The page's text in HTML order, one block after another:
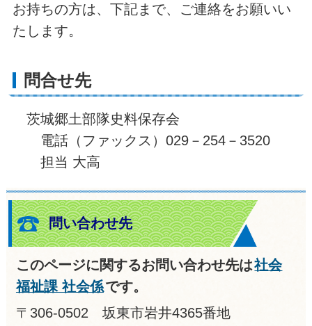
お持ちの方は、下記まで、ご連絡をお願いい
たします。
問合せ先
茨城郷土部隊史料保存会
電話（ファックス）029－254－3520
担当 大高
問い合わせ先
このページに関するお問い合わせ先は社会
福祉課 社会係です。
〒306-0502 坂東市岩井4365番地